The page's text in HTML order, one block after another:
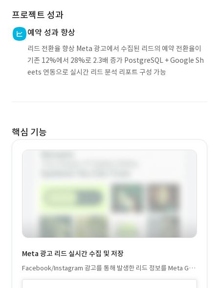
프로젝트 성과
예약 성과 향상
리드 전환율 향상 Meta 광고에서 수집된 리드의 예약 전환율이
기존 12%에서 28%로 2.3배 증가 PostgreSQL + Google Sh
eets 연동으로 실시간 리드 분석 리포트 구성 가능
핵심 기능
Meta 광고 리드 실시간 수집 및 저장
Facebook/Instagram 광고를 통해 발생한 리드 정보를 Meta Gra
ph API를 통해 실시간 수신 리드 정보 입력 후, 사용자가 이탈하지